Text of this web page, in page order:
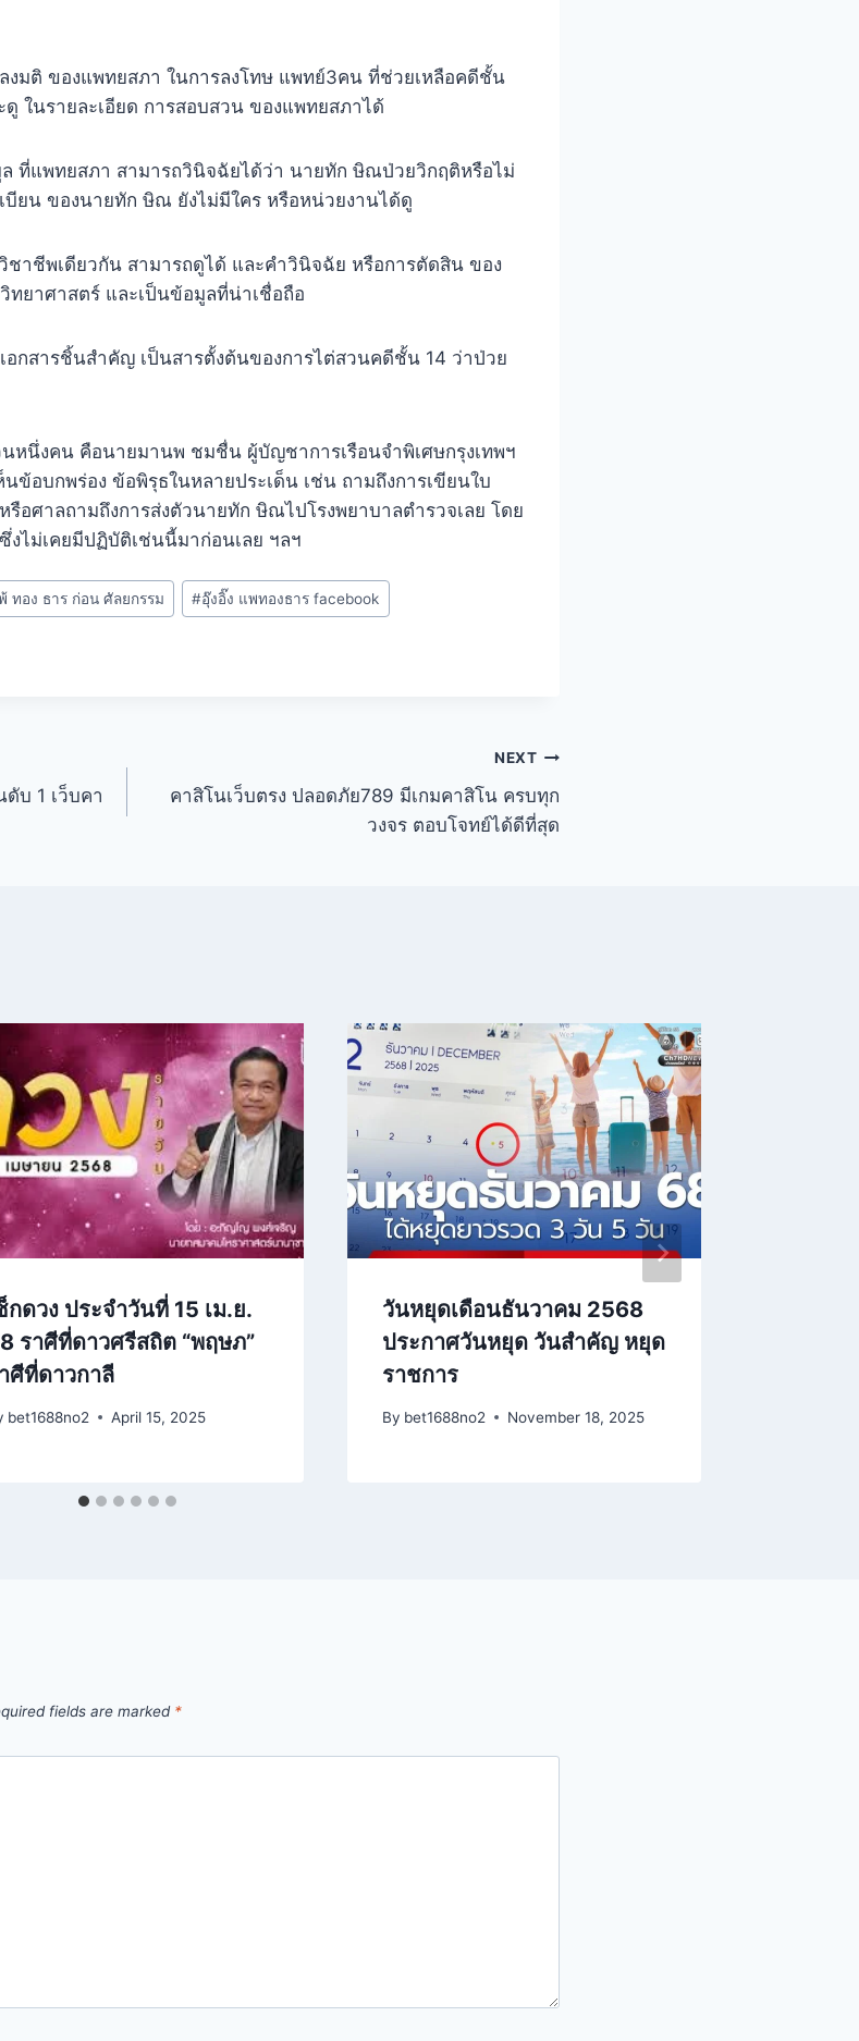
งมติ ของแพทยสภา ในการลงโทษ แพทย์3คน ที่ช่วยเหลือคดีชั้น
ในรายละเอียด การสอบสวน ของแพทยสภาได้
ล ที่แพทยสภา สามารถวินิจฉัยได้ว่า นายทัก ษิณป่วยวิกฤติหรือไม่
บียน ของนายทัก ษิณ ยังไม่มีใคร หรือหน่วยงานได้ดู
ชาชีพเดียวกัน สามารถดูได้ และคำวินิจฉัย หรือการตัดสิน ของ
ทยาศาสตร์ และเป็นข้อมูลที่น่าเชื่อถือ
อกสารชิ้นสำคัญ เป็นสารตั้งต้นของการไต่สวนคดีชั้น 14 ว่าป่วย
หนึ่งคน คือนายมานพ ชมชื่น ผู้บัญชาการเรือนจำพิเศษกรุงเทพฯ
นข้อบกพร่อง ข้อพิรุธในหลายประเด็น เช่น ถามถึงการเขียนใบ
อศาลถามถึงการส่งตัวนายทัก ษิณไปโรงพยาบาลตำรวจเลย โดย
ไม่เคยมีปฏิบัติเช่นนี้มาก่อนเลย ฯลฯ
ทอง ธาร ก่อน ศัลยกรรม #อุ๊งอิ๊ง แพทองธาร facebook
บ 1 เว็บคา
NEXT
คาสิโนเว็บตรง ปลอดภัย789 มีเกมคาสิโน ครบทุก
วงจร ตอบโจทย์ได้ดีที่สุด
กดวง ประจำวันที่ 15 เม.ย.
ราศีที่ดาวศรีสถิต “พฤษภ”
ศีที่ดาวกาลี
bet1688no2 April 15, 2025
วันหยุดเดือนธันวาคม 2568
ประกาศวันหยุด วันสำคัญ หยุด
ราชการ
By bet1688no2 November 18, 2025
fields are marked *